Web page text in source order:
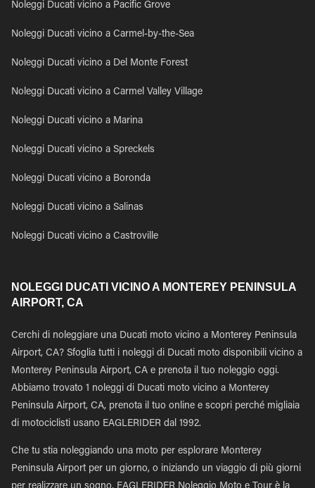
Noleggi Ducati vicino a Pacific Grove
Noleggi Ducati vicino a Carmel-by-the-Sea
Noleggi Ducati vicino a Del Monte Forest
Noleggi Ducati vicino a Carmel Valley Village
Noleggi Ducati vicino a Marina
Noleggi Ducati vicino a Spreckels
Noleggi Ducati vicino a Boronda
Noleggi Ducati vicino a Salinas
Noleggi Ducati vicino a Castroville
NOLEGGI DUCATI VICINO A MONTEREY PENINSULA
AIRPORT, CA
Cerchi di noleggiare una Ducati moto vicino a Monterey Peninsula
Airport, CA? Sfoglia tutti i noleggi di Ducati moto disponibili vicino a
Monterey Peninsula Airport, CA e prenota il tuo noleggio oggi.
Abbiamo trovato 1 noleggi di Ducati moto vicino a Monterey
Peninsula Airport, CA, prenota il tuo online e scopri perché migliaia
di motociclisti usano EAGLERIDER dal 1992.
Che tu stia noleggiando una moto per esplorare Monterey
Peninsula Airport per un giorno, o iniziando un viaggio di più giorni